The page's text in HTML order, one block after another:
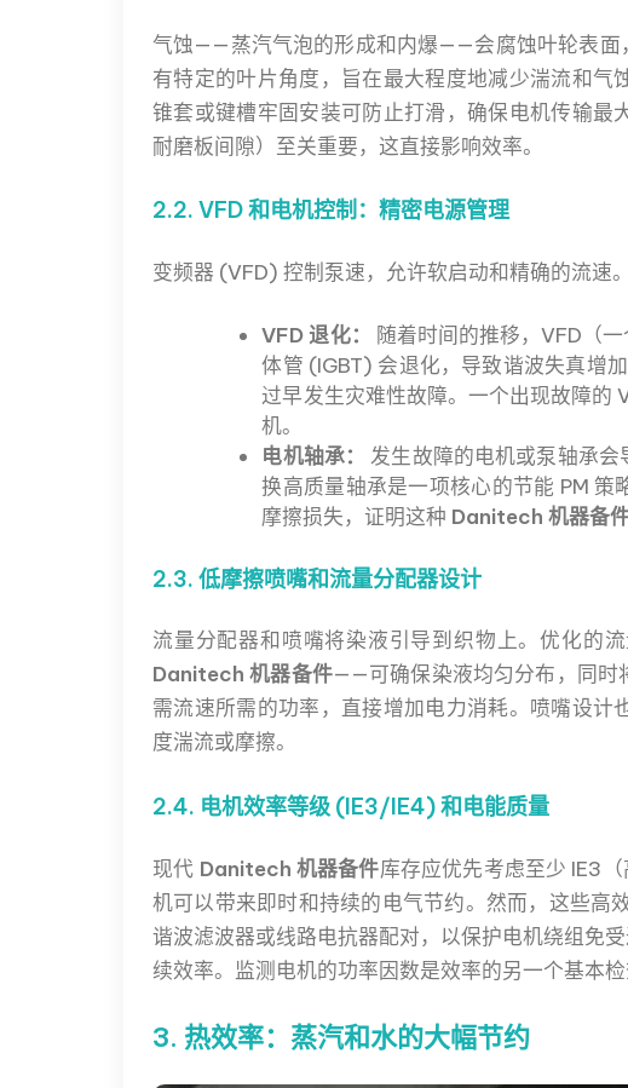
气蚀——蒸汽气泡的形成和内爆——会腐蚀叶轮表面
有特定的叶片角度，旨在最大程度地减少湍流和
锥套或键槽牢固安装可防止打滑，确保电机传输最
耐磨板间隙）至关重要，这直接影响效率。
2.2. VFD 和电机控制：精密电源管理
变频器 (VFD) 控制泵速，允许软启动和精确的流速
VFD 退化： 随着时间的推移，VFD（
体管 (IGBT) 会退化，导致谐波失真增
过早发生灾难性故障。一个出现故障的
机。
电机轴承：
发生故障的电机或泵轴承
换高质量轴承是一项核心的节能 PM
摩擦损失，证明这种 Danitech 机器备
2.3. 低摩擦喷嘴和流量分配器设计
流量分配器和喷嘴将染液引导到织物上。优化的
Danitech 机器备件——可确保染液均匀分布，同时
需流速所需的功率，直接增加电力消耗。喷嘴设
度湍流或摩擦。
2.4. 电机效率等级 (IE3/IE4) 和电能质量
现代 Danitech 机器备件库存应优先考虑至少 IE3
机可以带来即时和持续的电气节约。然而，这些高
谐波滤波器或线路电抗器配对，以保护电机绕组免
续效率。监测电机的功率因数是效率的另一个基本检
3. 热效率：蒸汽和水的大幅节约